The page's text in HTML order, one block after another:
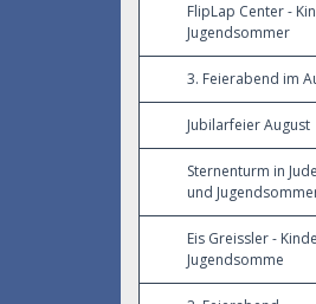
FlipLap Center -
Jugendsommer
3. Feierabend im
Jubilarfeier August
Sternenturm in
und
Eis Greissler -
Jugendsomme